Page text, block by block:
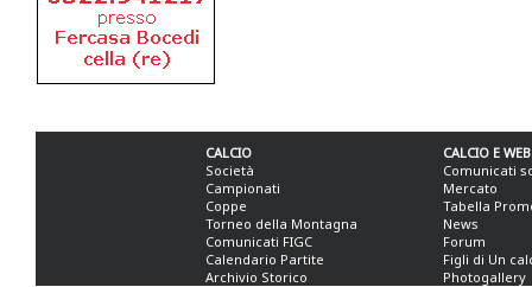
CALCIO
Società
Campionati
Coppe
Torneo della Montagna
Comunicati FIGC
Calendario Partite
Archivio Storico
CALCIO E WEB
Comunicati
Mercato
Tabella
News
Forum
Figli di Un
Photogallery